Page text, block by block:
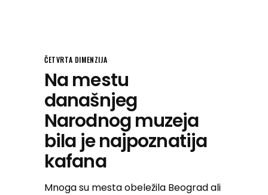
ČETVRTA DIMENZIJA
Na mestu
današnjeg
Narodnog muzeja
bila je najpoznatija
kafana
Mnoga su mesta obeležila Beograd ali